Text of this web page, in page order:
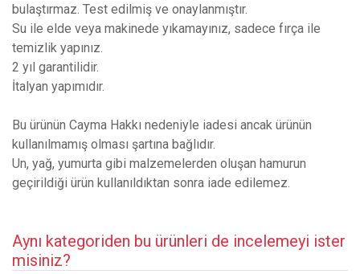
bulaştırmaz. Test edilmiş ve onaylanmıştır.
Su ile elde veya makinede yıkamayınız, sadece fırça ile
temizlik yapınız.
2 yıl garantilidir.
İtalyan yapımıdır.
Bu ürünün Cayma Hakkı nedeniyle iadesi ancak ürünün
kullanılmamış olması şartına bağlıdır.
Un, yağ, yumurta gibi malzemelerden oluşan hamurun
geçirildiği ürün kullanıldıktan sonra iade edilemez.
Aynı kategoriden bu ürünleri de incelemeyi ister
misiniz?